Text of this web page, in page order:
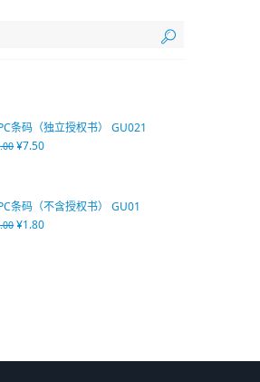
条码（独立授权书） GU021
¥7.50
条码（不含授权书） GU01
¥1.80